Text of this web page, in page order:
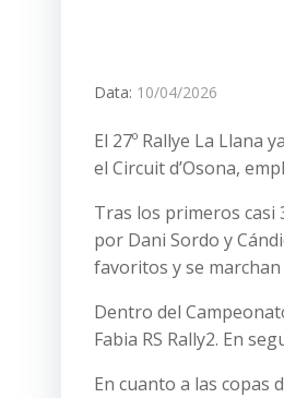
Data: 10/04/2026
El 27º Rallye La
el Circuit d’Osona,
Tras los primeros casi
por Dani Sordo y
favoritos y se marchan
Dentro del
Fabia RS Rally2. En
En cuanto a las copas